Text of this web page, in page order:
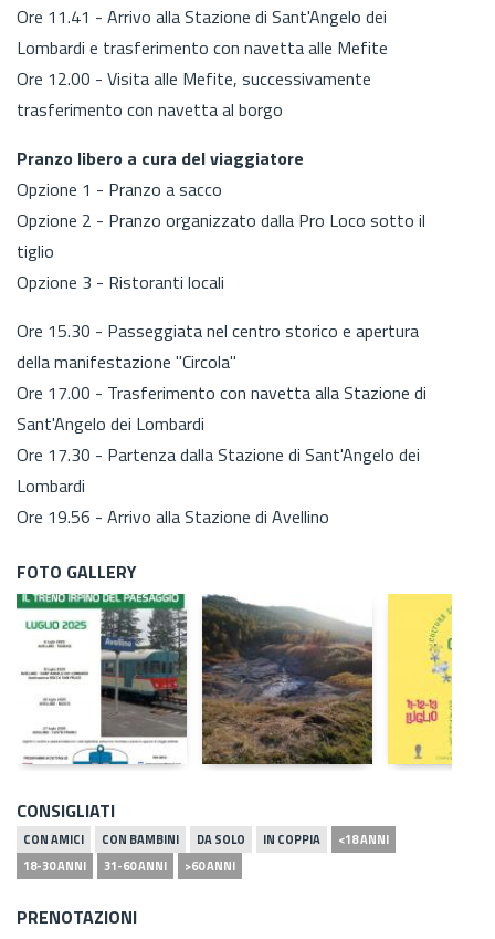
Ore 11.41 - Arrivo alla Stazione di Sant'Angelo dei
Lombardi e trasferimento con navetta alle Mefite
Ore 12.00 - Visita alle Mefite, successivamente
trasferimento con navetta al borgo
Pranzo libero a cura del viaggiatore
Opzione 1 - Pranzo a sacco
Opzione 2 - Pranzo organizzato dalla Pro Loco sotto il
tiglio
Opzione 3 - Ristoranti locali
Ore 15.30 - Passeggiata nel centro storico e apertura
della manifestazione "Circola"
Ore 17.00 - Trasferimento con navetta alla Stazione di
Sant'Angelo dei Lombardi
Ore 17.30 - Partenza dalla Stazione di Sant'Angelo dei
Lombardi
Ore 19.56 - Arrivo alla Stazione di Avellino
FOTO GALLERY
CONSIGLIATI
CON AMICI CON BAMBINI DA SOLO IN COPPIA
<18 ANNI
18-30 ANNI
31-60 ANNI >60 ANNI
PRENOTAZIONI